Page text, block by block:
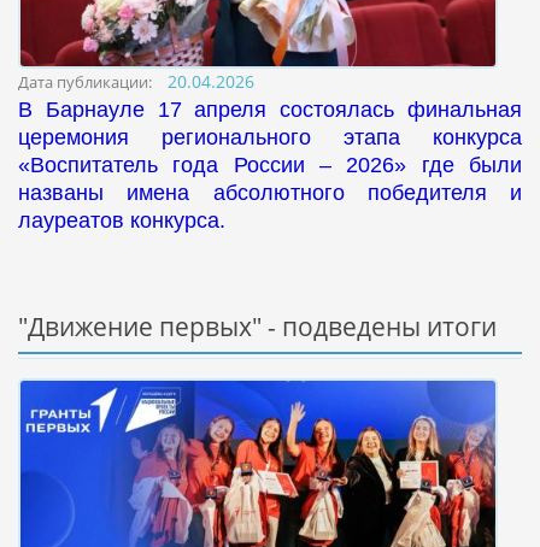
Дата публикации: 20.04.2026
В Барнауле 17 апреля состоялась финальная
церемония регионального этапа конкурса
«Воспитатель года России – 2026» где были
названы имена абсолютного победителя и
лауреатов конкурса.
"Движение первых" - подведены итоги